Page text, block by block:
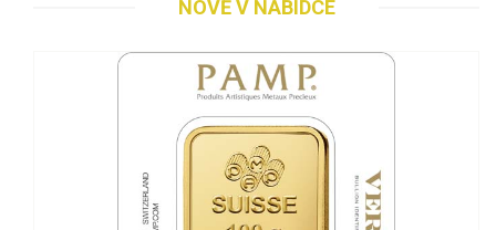
NOVĚ V NABÍDCE